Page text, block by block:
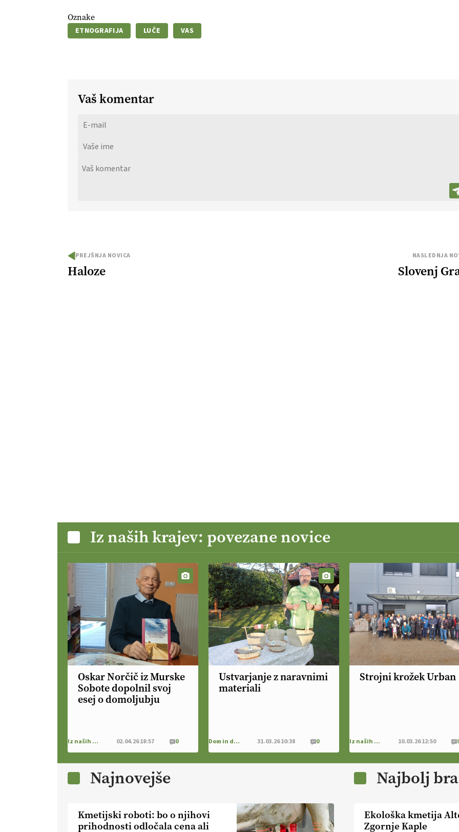
Oznake
ETNOGRAFIJA LUČE VAS
Vaš komentar
PREJŠNJA NOVICA
Haloze
NASLEDNJA
Slovenj
Iz naših krajev: povezane novice
Oskar Norčič iz Murske
Sobote dopolnil svoj
esej o domoljubju
Iz naših krajev 02.04.26 18:57 0
Ustvarjanje z naravnimi
materiali
Dom in družina 31.03.26 10:38 0
Strojni krožek Urban
Iz naših krajev 10.03.26 12:50
Najnovejše
Kmetijski roboti: bo o njihovi
prihodnosti odločala cena ali
Najbolj
Ekološka kmetija
Zgornje Kaple